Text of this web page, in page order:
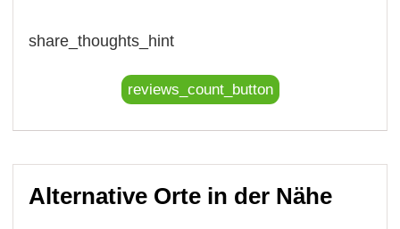
share_thoughts_hint
reviews_count_button
Alternative Orte in der Nähe